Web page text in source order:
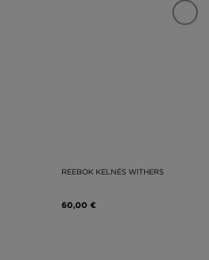
REEBOK KELNĖS WITHERS
60,00 €